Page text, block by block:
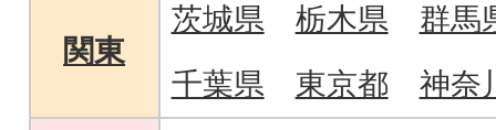
関東
茨城県 栃木県
群馬
千葉県
東京都 神奈